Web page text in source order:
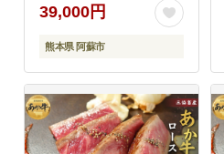
土産 ギフト 贈り物 贈
答用 豪華 おかず 簡単
手軽 贅沢 ご褒美 お祝
い 人気 晩ご飯 熊本県
39,000円
熊本県 阿蘇市